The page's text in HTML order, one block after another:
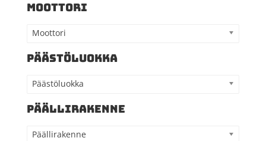
MOOTTORI
Moottori
PÄÄSTÖLUOKKA
Päästöluokka
PÄÄLLIRAKENNE
Päällirakenne